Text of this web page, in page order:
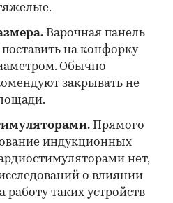
Варочная панель
на конфорку
Обычно
закрывать не
Прямого
индукционных
нет,
о влиянии
работу таких устройств